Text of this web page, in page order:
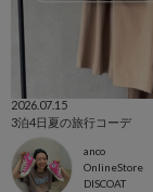
2026.07.15
3泊4日夏の旅行コーデ
anco
OnlineStore
DISCOAT